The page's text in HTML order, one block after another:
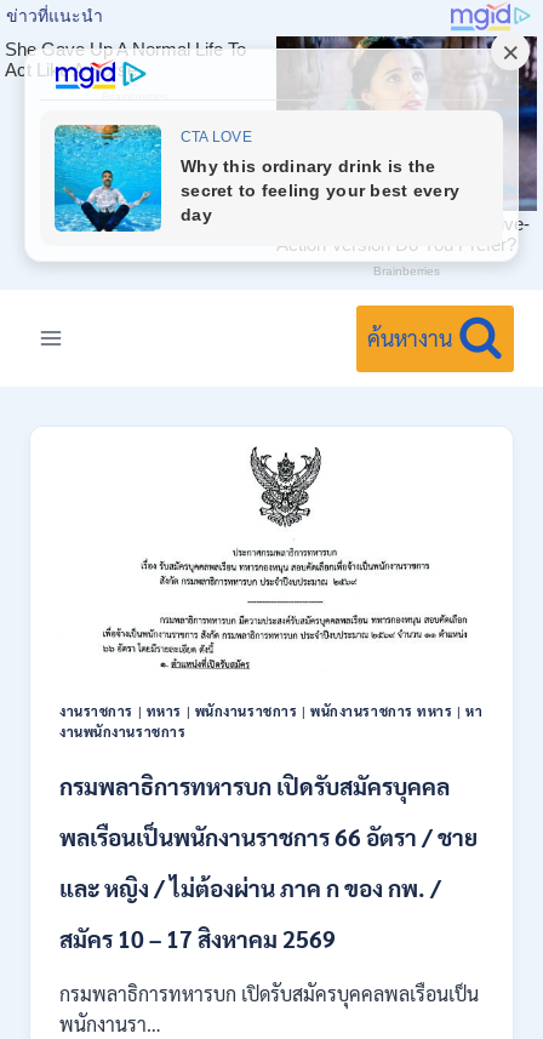
ค้นหางาน
งานราชการ | ทหาร | พนักงานราชการ |พนักงานราชการ ทหาร |หา
งานพนักงานราชการ
กรมพลาธิการทหารบก เปิดรับสมัครบุคคล
พลเรือนเป็นพนักงานราชการ 66 อัตรา / ชาย
และ หญิง / ไม่ต้องผ่าน ภาค ก ของ กพ. /
สมัคร 10 – 17 สิงหาคม 2569
กรมพลาธิการทหารบก เปิดรับสมัครบุคคลพลเรือนเป็น
พนักงานรา…